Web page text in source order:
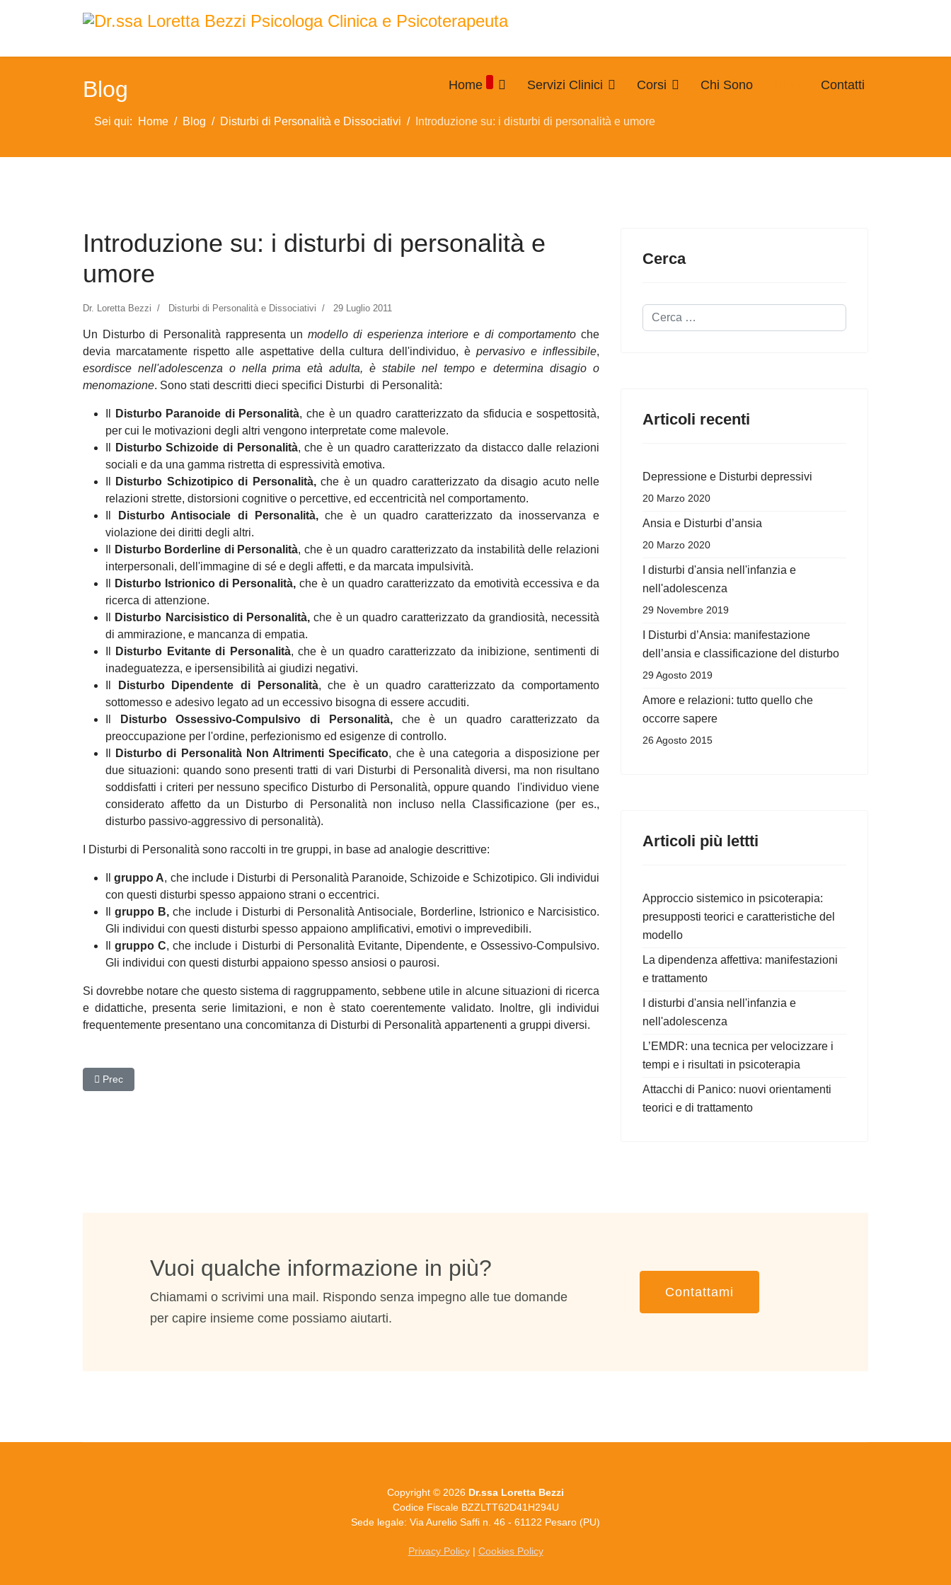
Home Servizi Clinici Corsi Chi Sono Contatti
Blog
Sei qui: Home Blog Disturbi di Personalità e Dissociativi Introduzione su: i disturbi di personalità e umore
Introduzione su: i disturbi di personalità e
umore
Dr. Loretta Bezzi Disturbi di Personalità e Dissociativi 29 Luglio 2011
Un Disturbo di Personalità rappresenta unmodello di esperienza interiore e di comportamento che
devia marcatamente rispetto alle aspettative della cultura dell'individuo, èpervasivo e inflessibile,
esordisce nell'adolescenza o nella prima età adulta, è stabile nel tempo e determina disagio o
menomazione. Sono stati descritti dieci specifici Disturbi di Personalità:
Disturbo Paranoide di Personalità, che è un quadro caratterizzato da sfiducia e sospettosità,
per cui le motivazioni degli altri vengono interpretate come malevole.
Disturbo Schizoide di Personalità, che è un quadro caratterizzato da distacco dalle relazioni
sociali e da una gamma ristretta di espressività emotiva.
Disturbo Schizotipico di Personalità,che è un quadro caratterizzato da disagio acuto nelle
relazioni strette, distorsioni cognitive o percettive, ed eccentricità nel comportamento.
Disturbo Antisociale di Personalità,che è un quadro caratterizzato da inosservanza e
violazione dei diritti degli altri.
Disturbo Borderline di Personalità, che è un quadro caratterizzato da instabilità delle relazioni
interpersonali, dell'immagine di sé e degli affetti, e da marcata impulsività.
Disturbo Istrionico di Personalità,che è un quadro caratterizzato da emotività eccessiva e da
ricerca di attenzione.
Disturbo Narcisistico di Personalità,che è un quadro caratterizzato da grandiosità, necessità
di ammirazione, e mancanza di empatia.
Disturbo Evitante di Personalità, che è un quadro caratterizzato da inibizione, sentimenti di
inadeguatezza, e ipersensibilità ai giudizi negativi.
Disturbo Dipendente di Personalità, che è un quadro caratterizzato da comportamento
sottomesso e adesivo legato ad un eccessivo bisogna di essere accuditi.
Disturbo Ossessivo-Compulsivo di Personalità, che
è un quadro caratterizzato da
preoccupazione per l'ordine, perfezionismo ed esigenze di controllo.
Disturbo di Personalità Non Altrimenti Specificato, che è una categoria a disposizione per
due situazioni: quando sono presenti tratti di vari Disturbi di Personalità diversi, ma non risultano
soddisfatti i criteri per nessuno specifico Disturbo di Personalità, oppure quando l'individuo viene
considerato affetto da un Disturbo di Personalità non incluso nella Classificazione (per es.,
disturbo passivo-aggressivo di personalità).
I Disturbi di Personalità sono raccolti in tre gruppi, in base ad analogie descrittive:
Ilgruppo A, che include i Disturbi di Personalità Paranoide, Schizoide e Schizotipico. Gli individui
con questi disturbi spesso appaiono strani o eccentrici.
Ilgruppo B,che include i Disturbi di Personalità Antisociale, Borderline, Istrionico e Narcisistico.
Gli individui con questi disturbi spesso appaiono amplificativi, emotivi o imprevedibili.
Ilgruppo C, che include i Disturbi di Personalità Evitante, Dipendente, e Ossessivo-Compulsivo.
Gli individui con questi disturbi appaiono spesso ansiosi o paurosi.
Si dovrebbe notare che questo sistema di raggruppamento, sebbene utile in alcune situazioni di ricerca
e didattiche, presenta serie limitazioni, e non è stato coerentemente validato. Inoltre, gli individui
frequentemente presentano una concomitanza di Disturbi di Personalità appartenenti a gruppi diversi.
Articolo precedente: Introduzione su: i disturbi dissociativi
Prec
Cerca
Cerca...
Articoli recenti
Depressione e Disturbi depressivi
20 Marzo 2020
Ansia e Disturbi d’ansia
20 Marzo 2020
I disturbi d'ansia nell'infanzia e
nell'adolescenza
29 Novembre 2019
I Disturbi d’Ansia: manifestazione
dell’ansia e classificazione del disturbo
29 Agosto 2019
Amore e relazioni: tutto quello che
occorre sapere
26 Agosto 2015
Articoli più lettti
Approccio sistemico in psicoterapia:
presupposti teorici e caratteristiche del
modello
La dipendenza affettiva: manifestazioni
e trattamento
I disturbi d'ansia nell'infanzia e
nell'adolescenza
L’EMDR: una tecnica per velocizzare i
tempi e i risultati in psicoterapia
Attacchi di Panico: nuovi orientamenti
teorici e di trattamento
Vuoi qualche informazione in più?
Chiamami o scrivimi una mail. Rispondo senza impegno alle tue domande
per capire insieme come possiamo aiutarti.
Contattami
Copyright © 2026 Dr.ssa Loretta Bezzi
Codice Fiscale BZZLTT62D41H294U
Sede legale: Via Aurelio Saffi n. 46 - 61122 Pesaro (PU)
Privacy Policy| Cookies Policy